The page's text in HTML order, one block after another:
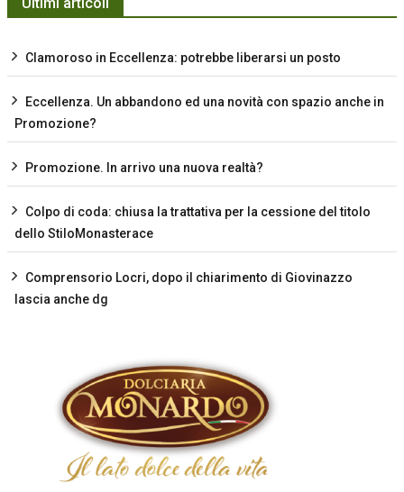
Clamoroso in Eccellenza: potrebbe liberarsi un posto
Eccellenza. Un abbandono ed una novità con spazio anche in
Promozione?
Promozione. In arrivo una nuova realtà?
Colpo di coda: chiusa la trattativa per la cessione del titolo
dello StiloMonasterace
Comprensorio Locri, dopo il chiarimento di Giovinazzo
lascia anche dg